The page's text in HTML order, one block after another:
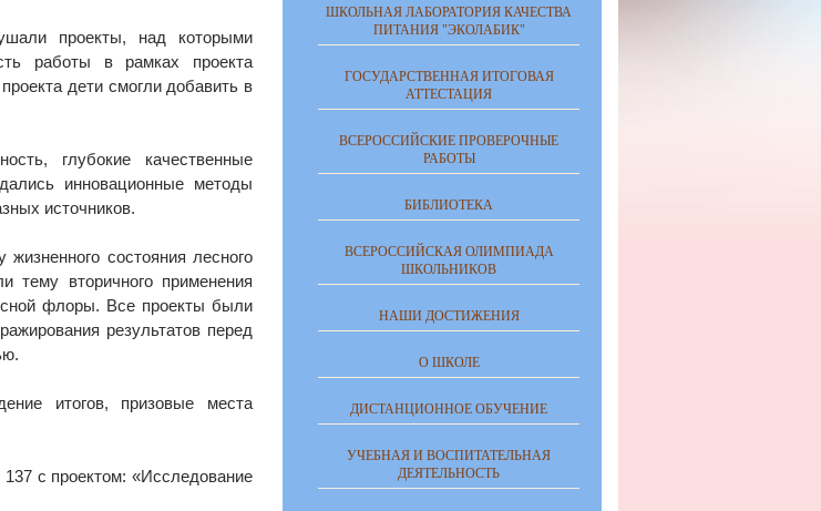
проекты, над которыми
работы в рамках проекта
дети смогли добавить в
глубокие качественные
инновационные методы
источников.
состояния лесного
тему вторичного применения
флоры. Все проекты были
результатов перед
итогов, призовые места
с проектом: «Исследование
ШКОЛЬНАЯ ЛАБОРАТОРИЯ КАЧЕСТВА
ПИТАНИЯ "ЭКОЛАБИК"
ГОСУДАРСТВЕННАЯ ИТОГОВАЯ
АТТЕСТАЦИЯ
ВСЕРОССИЙСКИЕ ПРОВЕРОЧНЫЕ
РАБОТЫ
БИБЛИОТЕКА
ВСЕРОССИЙСКАЯ ОЛИМПИАДА
ШКОЛЬНИКОВ
НАШИ ДОСТИЖЕНИЯ
О ШКОЛЕ
ДИСТАНЦИОННОЕ ОБУЧЕНИЕ
УЧЕБНАЯ И ВОСПИТАТЕЛЬНАЯ
ДЕЯТЕЛЬНОСТЬ